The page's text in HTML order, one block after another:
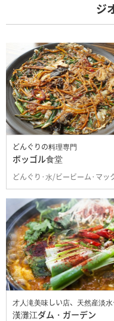
ジ
どんぐりの料理専門
ボッゴル食堂
才
漢灘江ダム・ガーデン